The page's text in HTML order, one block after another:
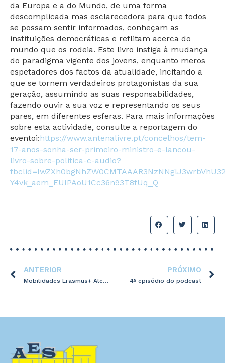
da Europa e a do Mundo, de uma forma
descomplicada mas esclarecedora para que todos
se possam sentir informados, conheçam as
instituições democráticas e reflitam acerca do
mundo que os rodeia. Este livro instiga à mudança
do paradigma vigente dos jovens, enquanto meros
espetadores dos factos da atualidade, incitando a
que se tornem verdadeiros protagonistas da sua
geração, assumindo as suas responsabilidades,
fazendo ouvir a sua voz e representando os seus
pares, em diferentes esferas. Para mais informações
sobre esta actividade, consulte a reportagem do
eventoi:https://www.antenalivre.pt/concelhos/tem-
17-anos-sonha-ser-primeiro-ministro-e-lancou-
livro-sobre-politica-c-audio?
Y4vk_aem_EUIPAoU1Cc36n93T8fUq_Q
ANTERIOR
Mobilidades Erasmus+ Alemanha
PRÓXIMO
4º episódio do podcast